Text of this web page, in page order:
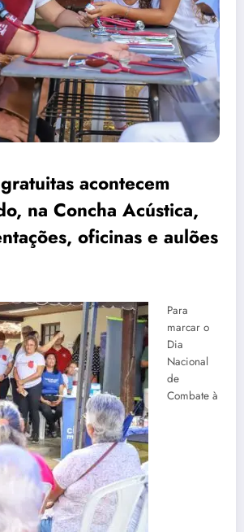
acontecem
na Concha Acústica,
oficinas e aulões
Para
marcar o
Dia
Nacional
de
Combate à